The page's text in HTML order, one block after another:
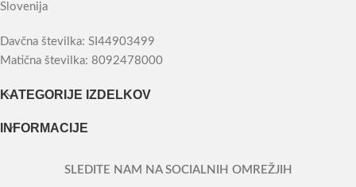
Slovenija
Davčna številka: SI44903499
Matična številka: 8092478000
KATEGORIJE IZDELKOV
INFORMACIJE
SLEDITE NAM NA SOCIALNIH OMREŽJIH